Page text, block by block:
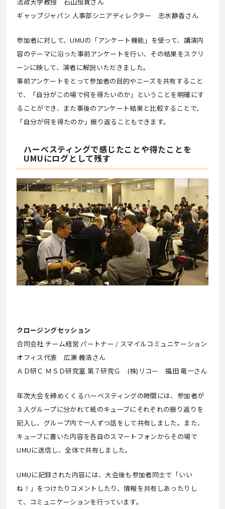
ギャップジャパン 人事部シニアディレクター 志水静香さん
参加者に対して、UMUの「アンケート機能」を使って、講演内
容のテーマに沿った事前アンケートを行い、その結果をスクリ
ーンに映して、演者に解説いただきました。
事前アンケートをとって参加者の目的やニーズを共有すること
で、「自分がこの場で何を得たいのか」ということを明確にす
ることができ、また事後のアンケート結果と比較することで、
「自分が何を得たのか」振り返ることもできます。
ハーベスティングで感じたことや得たことを
UMUにログとして残す
クロージングセッション
合同会社 チーム経営 パートナー / スマイルコミュニケーション
オフィス代表 広瀬 義浩さん
ＡＤ研Ｃ ＭＳＤ研究室 第７研究Ｇ (株)リコー 福田 竜一さん
年次大会を締めくくるハーベスティングの時間には、参加者が
３人グループに分かれて紙のキューブにそれぞれの振り返りを
記入し、グループ内で一人ずつ話をして共有しました。また、
キューブに書いた内容を各自のスマートフォンからその場で
UMUに送信し、全体で共有しました。
UMUに記録された内容には、大会後も参加者同士で「いい
ね！」をつけたりコメントしたり、情報を共有しあったりし
て、コミュニケーションを行っています。